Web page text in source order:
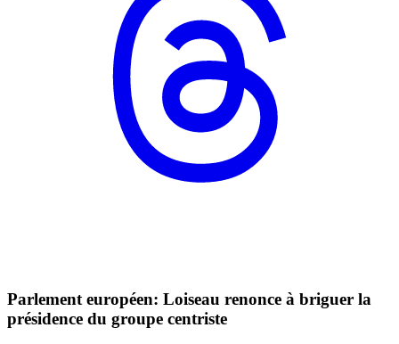
Parlement européen: Loiseau renonce à briguer la
présidence du groupe centriste